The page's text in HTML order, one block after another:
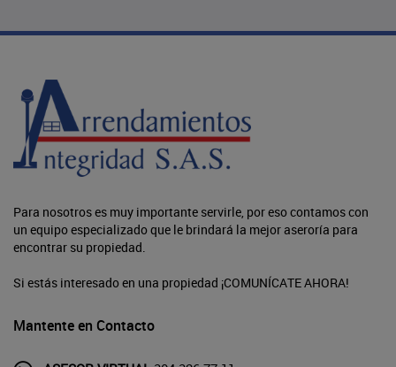
Para nosotros es muy importante servirle, por eso contamos con
un equipo especializado que le brindará la mejor aseroría para
encontrar su propiedad.
Si estás interesado en una propiedad ¡COMUNÍCATE AHORA!
Mantente en Contacto